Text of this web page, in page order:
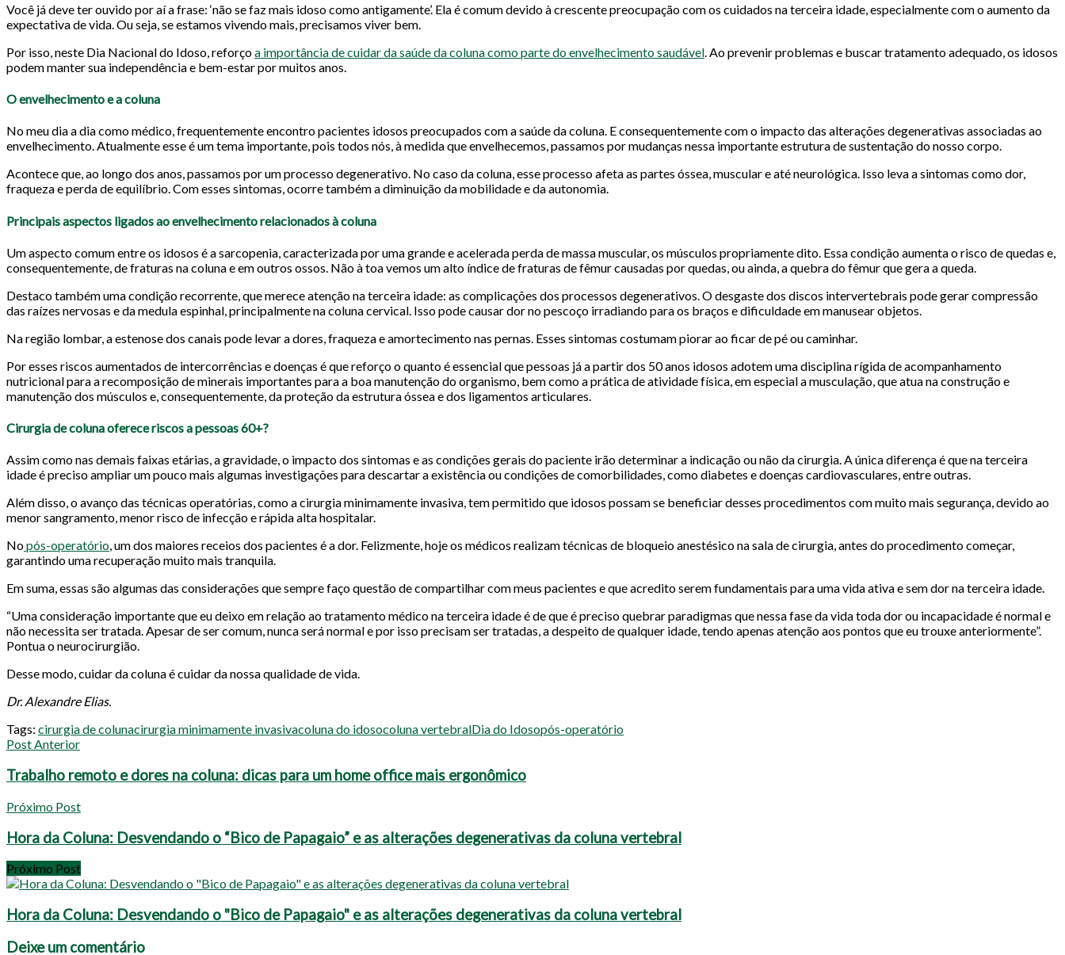
Você já deve ter ouvido por aí a frase: ‘não se faz mais idoso como antigamente’. Ela é comum devido à crescente preocupação com os cuidados na terceira idade, especialmente com o aumento da
expectativa de vida. Ou seja, se estamos vivendo mais, precisamos viver bem.
Por isso, neste Dia Nacional do Idoso, reforçoa importância de cuidar da saúde da coluna como parte do envelhecimento saudável. Ao prevenir problemas e buscar tratamento adequado, os idosos
podem manter sua independência e bem-estar por muitos anos.
O envelhecimento e a coluna
No meu dia a dia como médico, frequentemente encontro pacientes idosos preocupados com a saúde da coluna. E consequentemente com o impacto das alterações degenerativas associadas ao
envelhecimento. Atualmente esse é um tema importante, pois todos nós, à medida que envelhecemos, passamos por mudanças nessa importante estrutura de sustentação do nosso corpo.
Acontece que, ao longo dos anos, passamos por um processo degenerativo. No caso da coluna, esse processo afeta as partes óssea, muscular e até neurológica. Isso leva a sintomas como dor,
fraqueza e perda de equilíbrio. Com esses sintomas, ocorre também a diminuição da mobilidade e da autonomia.
Principais aspectos ligados ao envelhecimento relacionados à coluna
Um aspecto comum entre os idosos é a sarcopenia, caracterizada por uma grande e acelerada perda de massa muscular, os músculos propriamente dito. Essa condição aumenta o risco de quedas e,
consequentemente, de fraturas na coluna e em outros ossos. Não à toa vemos um alto índice de fraturas de fêmur causadas por quedas, ou ainda, a quebra do fêmur que gera a queda.
Destaco também uma condição recorrente, que merece atenção na terceira idade: as complicações dos processos degenerativos. O desgaste dos discos intervertebrais pode gerar compressão
das raízes nervosas e da medula espinhal, principalmente na coluna cervical. Isso pode causar dor no pescoço irradiando para os braços e dificuldade em manusear objetos.
Na região lombar, a estenose dos canais pode levar a dores, fraqueza e amortecimento nas pernas. Esses sintomas costumam piorar ao ficar de pé ou caminhar.
Por esses riscos aumentados de intercorrências e doenças é que reforço o quanto é essencial que pessoas já a partir dos 50 anos idosos adotem uma disciplina rígida de acompanhamento
nutricional para a recomposição de minerais importantes para a boa manutenção do organismo, bem como a prática de atividade física, em especial a musculação, que atua na construção e
manutenção dos músculos e, consequentemente, da proteção da estrutura óssea e dos ligamentos articulares.
Cirurgia de coluna oferece riscos a pessoas 60+?
Assim como nas demais faixas etárias, a gravidade, o impacto dos sintomas e as condições gerais do paciente irão determinar a indicação ou não da cirurgia. A única diferença é que na terceira
idade é preciso ampliar um pouco mais algumas investigações para descartar a existência ou condições de comorbilidades, como diabetes e doenças cardiovasculares, entre outras.
Além disso, o avanço das técnicas operatórias, como a cirurgia minimamente invasiva, tem permitido que idosos possam se beneficiar desses procedimentos com muito mais segurança, devido ao
menor sangramento, menor risco de infecção e rápida alta hospitalar.
Nopós-operatório, um dos maiores receios dos pacientes é a dor. Felizmente, hoje os médicos realizam técnicas de bloqueio anestésico na sala de cirurgia, antes do procedimento começar,
garantindo uma recuperação muito mais tranquila.
Em suma, essas são algumas das considerações que sempre faço questão de compartilhar com meus pacientes e que acredito serem fundamentais para uma vida ativa e sem dor na terceira idade.
“Uma consideração importante que eu deixo em relação ao tratamento médico na terceira idade é de que é preciso quebrar paradigmas que nessa fase da vida toda dor ou incapacidade é normal e
não necessita ser tratada. Apesar de ser comum, nunca será normal e por isso precisam ser tratadas, a despeito de qualquer idade, tendo apenas atenção aos pontos que eu trouxe anteriormente”.
Pontua o neurocirurgião.
Desse modo, cuidar da coluna é cuidar da nossa qualidade de vida.
Dr. Alexandre Elias.
Tags: cirurgia de colunacirurgia minimamente invasivacoluna do idosocoluna vertebralDia do Idosopós-operatório
Post Anterior
Trabalho remoto e dores na coluna: dicas para um home office mais ergonômico
Próximo Post
Hora da Coluna: Desvendando o “Bico de Papagaio” e as alterações degenerativas da coluna vertebral
Próximo Post
Hora da Coluna: Desvendando o "Bico de Papagaio" e as alterações degenerativas da coluna vertebral
Deixe um comentário